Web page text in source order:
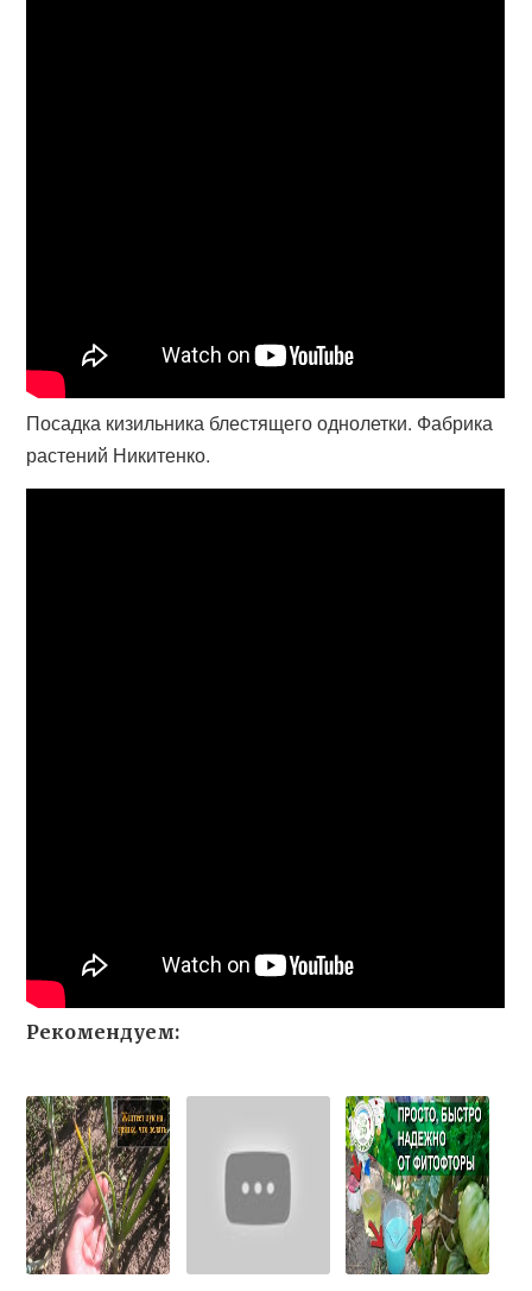
Посадка кизильника блестящего однолетки. Фабрика
растений Никитенко.
Рекомендуем: